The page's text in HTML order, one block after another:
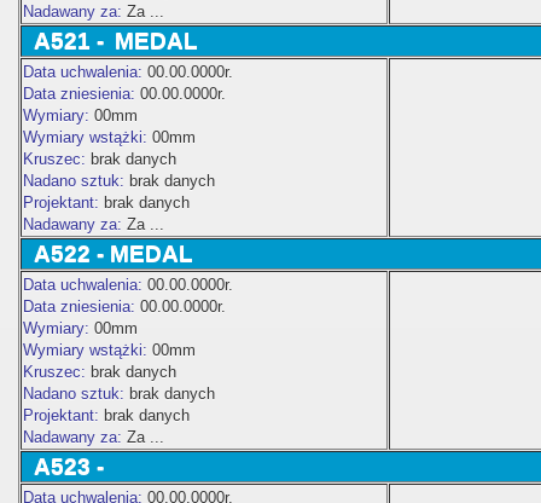
Nadawany za: Za ...
A521 - MEDAL
Data uchwalenia: 00.00.0000r.
Data zniesienia: 00.00.0000r.
Wymiary: 00mm
Wymiary wstążki: 00mm
Kruszec: brak danych
Nadano sztuk: brak danych
Projektant: brak danych
Nadawany za: Za ...
A522 - MEDAL
Data uchwalenia: 00.00.0000r.
Data zniesienia: 00.00.0000r.
Wymiary: 00mm
Wymiary wstążki: 00mm
Kruszec: brak danych
Nadano sztuk: brak danych
Projektant: brak danych
Nadawany za: Za ...
A523 -
Data uchwalenia: 00.00.0000r.